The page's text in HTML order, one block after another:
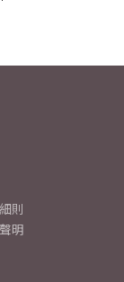
則
明